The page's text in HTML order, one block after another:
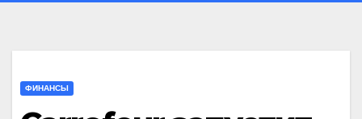
ФИНАНСЫ